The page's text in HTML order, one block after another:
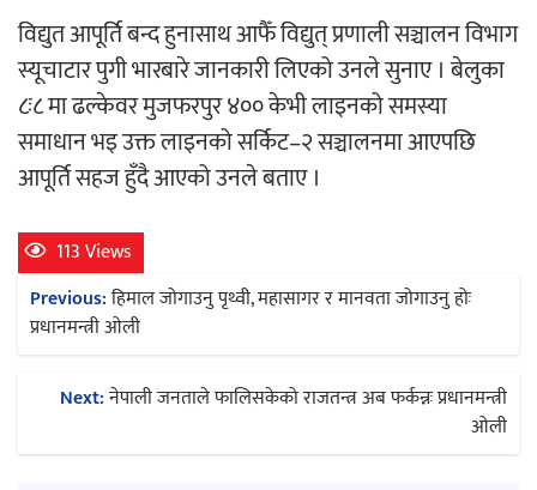
अर्जुन चन्द्रको ‘संवेदनाका प्रतिध्वनि’
मुक्तकसङ्ग्रह लोकार्पण
चलचित्र ‘माया भनेकै यस्तो होला’को शीर्ष गीत
विद्युत आपूर्ति बन्द हुनासाथ आफैँ विद्युत् प्रणाली सञ्चालन विभाग
स्यूचाटार पुगी भारबारे जानकारी लिएको उनले सुनाए । बेलुका
८ः८ मा ढल्केवर मुजफरपुर ४०० केभी लाइनको समस्या
समाधान भइ उक्त लाइनको सर्किट–२ सञ्चालनमा आएपछि
आपूर्ति सहज हुँदै आएको उनले बताए ।
113 Views
Post
navigation
Previous:हिमाल जोगाउनु पृथ्वी, महासागर र मानवता जोगाउनु होः
प्रधानमन्त्री ओली
Next:नेपाली जनताले फालिसकेको राजतन्त्र अब फर्कन्नः प्रधानमन्त्री
ओली